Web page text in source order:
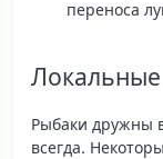
переноса
Рыбаки дружны
всегда.